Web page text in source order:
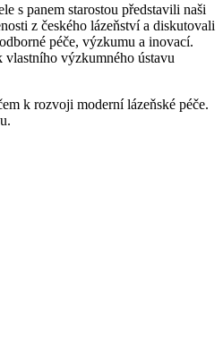
s panem starostou představili naši
z českého lázeňství a diskutovali
péče, výzkumu a inovací.
výzkumného ústavu
k rozvoji moderní lázeňské péče.